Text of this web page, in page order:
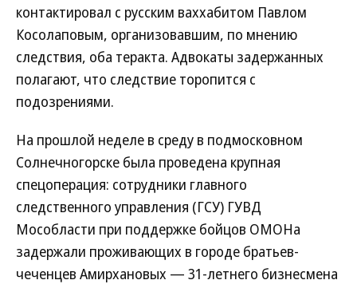
контактировал с русским ваххабитом Павлом
Косолаповым, организовавшим, по мнению
следствия, оба теракта. Адвокаты задержанных
полагают, что следствие торопится с
подозрениями.
На прошлой неделе в среду в подмосковном
Солнечногорске была проведена крупная
спецоперация: сотрудники главного
следственного управления (ГСУ) ГУВД
Мособласти при поддержке бойцов ОМОНа
задержали проживающих в городе братьев-
чеченцев Амирхановых — 31-летнего бизнесмена